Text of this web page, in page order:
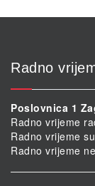
Radno
Poslovnica 1
Radno vrijeme
Radno vrijeme
Radno vrijeme